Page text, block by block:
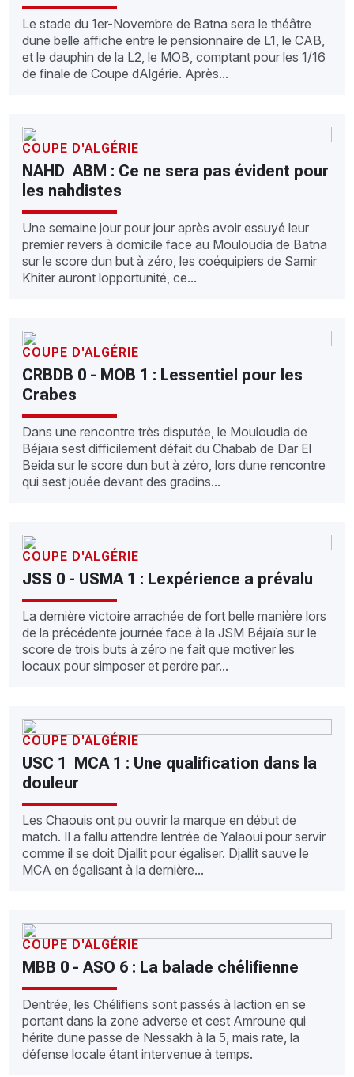
Le stade du 1er-Novembre de Batna sera le théâtre
dune belle affiche entre le pensionnaire de L1, le CAB,
et le dauphin de la L2, le MOB, comptant pour les 1/16
de finale de Coupe dAlgérie. Après...
COUPE D'ALGÉRIE
NAHD  ABM : Ce ne sera pas évident pour
les nahdistes
Une semaine jour pour jour après avoir essuyé leur
premier revers à domicile face au Mouloudia de Batna
sur le score dun but à zéro, les coéquipiers de Samir
Khiter auront lopportunité, ce...
COUPE D'ALGÉRIE
CRBDB 0 - MOB 1 : Lessentiel pour les
Crabes
Dans une rencontre très disputée, le Mouloudia de
Béjaïa sest difficilement défait du Chabab de Dar El
Beida sur le score dun but à zéro, lors dune rencontre
qui sest jouée devant des gradins...
COUPE D'ALGÉRIE
JSS 0 - USMA 1 : Lexpérience a prévalu
La dernière victoire arrachée de fort belle manière lors
de la précédente journée face à la JSM Béjaïa sur le
score de trois buts à zéro ne fait que motiver les
locaux pour simposer et perdre par...
COUPE D'ALGÉRIE
USC 1  MCA 1 : Une qualification dans la
douleur
Les Chaouis ont pu ouvrir la marque en début de
match. Il a fallu attendre lentrée de Yalaoui pour servir
comme il se doit Djallit pour égaliser. Djallit sauve le
MCA en égalisant à la dernière...
COUPE D'ALGÉRIE
MBB 0 - ASO 6 : La balade chélifienne
Dentrée, les Chélifiens sont passés à laction en se
portant dans la zone adverse et cest Amroune qui
hérite dune passe de Nessakh à la 5, mais rate, la
défense locale étant intervenue à temps.